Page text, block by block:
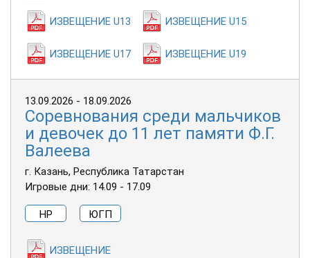
ИЗВЕЩЕНИЕ U13 ИЗВЕЩЕНИЕ U15
ИЗВЕЩЕНИЕ U17 ИЗВЕЩЕНИЕ U19
13.09.2026 - 18.09.2026
Соревнования среди мальчиков
и девочек до 11 лет памяти Ф.Г.
Валеева
г. Казань, Республика Татарстан
Игровые дни: 14.09 - 17.09
НР ЮГП
ИЗВЕЩЕНИЕ